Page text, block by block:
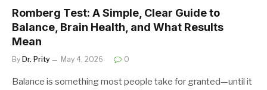
Romberg Test: A Simple, Clear Guide to
Balance, Brain Health, and What Results
Mean
By Dr. Prity May 4, 2026 0
Balance is something most people take for granted—until it